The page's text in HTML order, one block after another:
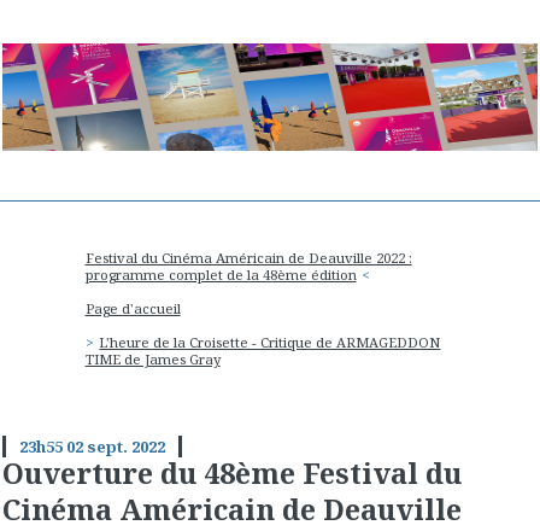
Festival du Cinéma Américain de Deauville 2022 :
programme complet de la 48ème édition
Page d'accueil
L'heure de la Croisette - Critique de ARMAGEDDON
TIME de James Gray
23h55 02 sept. 2022
Ouverture du 48ème Festival du
Cinéma Américain de Deauville